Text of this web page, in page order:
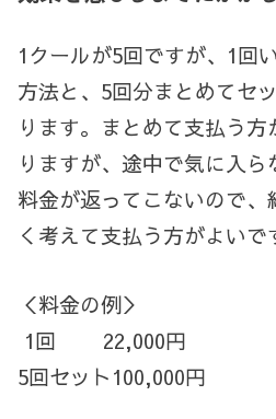
1クールが5回ですが、1回
方法と、5回分まとめてセ
ります。まとめて支払う
りますが、途中で気に入
料金が返ってこないので、
く考えて支払う方がよいで
＜料金の例＞
1回 22,000円
5回セット100,000円